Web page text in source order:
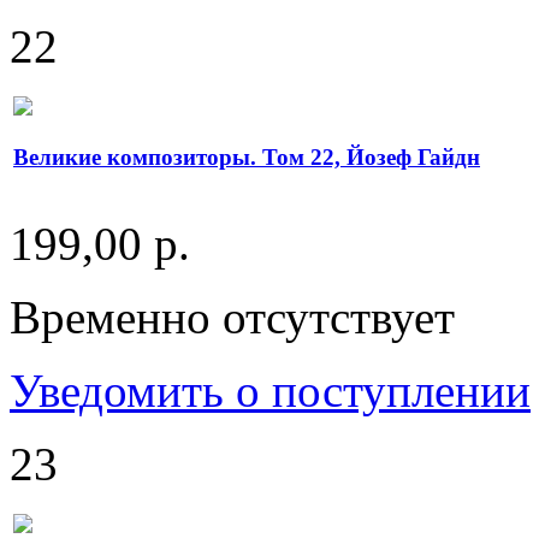
22
Великие композиторы. Том 22, Йозеф Гайдн
199,00 р.
Временно отсутствует
Уведомить о поступлении
23